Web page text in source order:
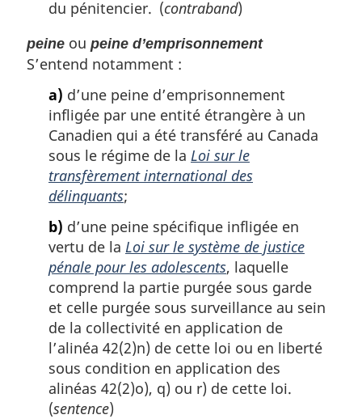
du pénitencier. (contraband)
peine ou peine d’emprisonnement
S’entend notamment :
a) d’une peine d’emprisonnement
infligée par une entité étrangère à un
Canadien qui a été transféré au Canada
sous le régime de la Loi sur le
transfèrement international des
délinquants;
b) d’une peine spécifique infligée en
vertu de la Loi sur le système de justice
pénale pour les adolescents, laquelle
comprend la partie purgée sous garde
et celle purgée sous surveillance au sein
de la collectivité en application de
l’alinéa 42(2)n) de cette loi ou en liberté
sous condition en application des
alinéas 42(2)o), q) ou r) de cette loi.
(sentence)